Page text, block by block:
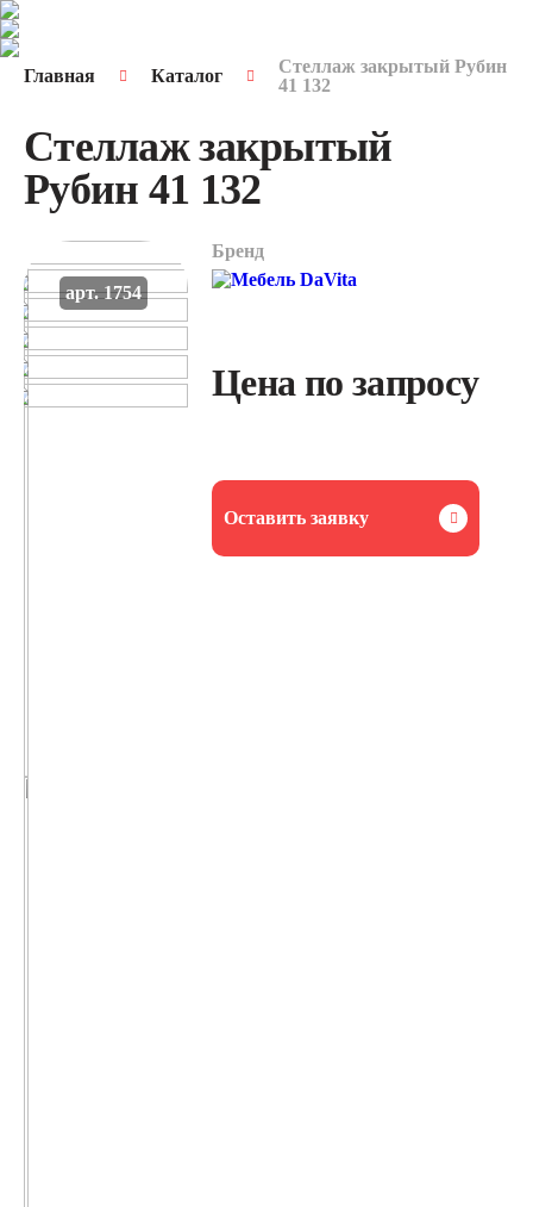
Главная Каталог
Стеллаж закрытый Рубин
41 132
Стеллаж закрытый
Рубин 41 132
арт. 1754
Бренд
Цена по запросу
Оставить заявку